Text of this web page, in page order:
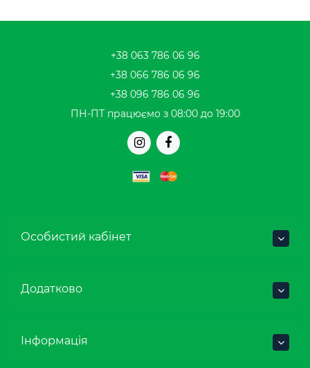
+38 063 786 06 96
+38 066 786 06 96
+38 096 786 06 96
ПН-ПТ працюємо з 08:00 до 19:00
Особистий кабінет
Додатково
Інформація